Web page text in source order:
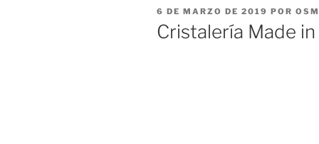
PUBLICADO
EL
6 DE MARZO DE 2019 POR
Cristalería Made